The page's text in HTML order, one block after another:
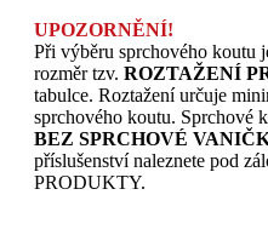
UPOZORNĚNÍ!
Při výběru sprchového koutu
rozměr tzv. ROZTAŽENÍ
tabulce. Roztažení určuje
sprchového koutu. Sprchové
BEZ SPRCHOVÉ
příslušenství naleznete pod
PRODUKTY.